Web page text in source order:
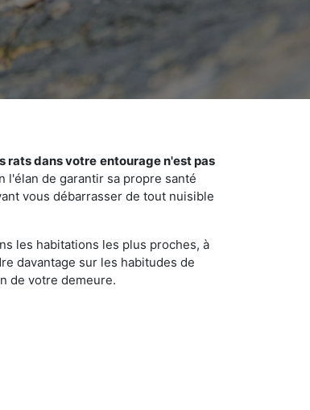
rats dans votre entourage n'est pas
l'élan de garantir sa propre santé
vous débarrasser de tout nuisible
les habitations les plus proches, à
davantage sur les habitudes de
de votre demeure.